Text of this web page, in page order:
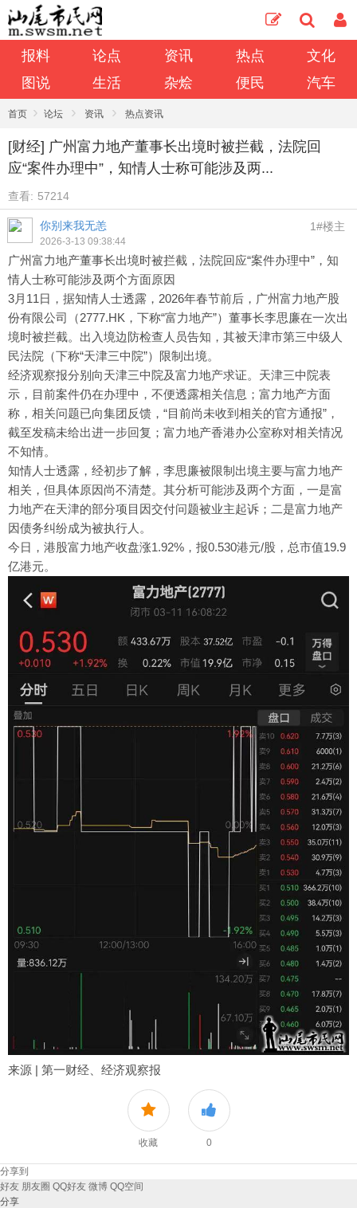
报料 论点 资讯 热点
文化
图说
生活 杂烩 便民 汽车
首页 › 论坛 › 资讯 › 热点资讯
[财经] 广州富力地产董事长出境时被拦截，法院回
应“案件办理中”，知情人士称可能涉及两...
查看: 57214
你别来我无恙
2026-3-13 09:38:44
1#楼主
广州富力地产董事长出境时被拦截，法院回应“案件办理中”，知
情人士称可能涉及两个方面原因
3月11日，据知情人士透露，2026年春节前后，广州富力地产股
份有限公司（2777.HK，下称“富力地产”）董事长李思廉在一次出
境时被拦截。出入境边防检查人员告知，其被天津市第三中级人
民法院（下称“天津三中院”）限制出境。
经济观察报分别向天津三中院及富力地产求证。天津三中院表
示，目前案件仍在办理中，不便透露相关信息；富力地产方面
称，相关问题已向集团反馈，“目前尚未收到相关的官方通报”，
截至发稿未给出进一步回复；富力地产香港办公室称对相关情况
不知情。
知情人士透露，经初步了解，李思廉被限制出境主要与富力地产
相关，但具体原因尚不清楚。其分析可能涉及两个方面，一是富
力地产在天津的部分项目因交付问题被业主起诉；二是富力地产
因债务纠纷成为被执行人。
今日，港股富力地产收盘涨1.92%，报0.530港元/股，总市值19.9
亿港元。
来源 | 第一财经、经济观察报
收藏 0
分享到
好友 朋友圈 QQ好友 微博 QQ空间
分享